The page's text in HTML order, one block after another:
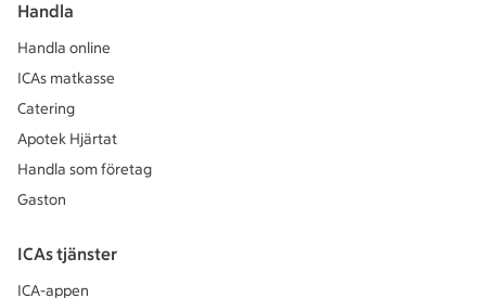
Handla
Handla online
ICAs matkasse
Catering
Apotek Hjärtat
Handla som företag
Gaston
ICAs tjänster
ICA-appen